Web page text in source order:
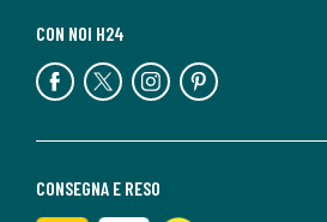
CONSEGNA E RESO
CON NOI H24